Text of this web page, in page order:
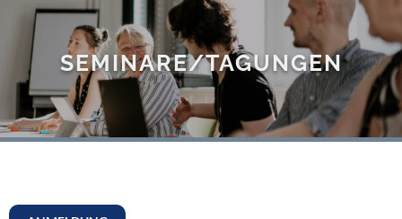
SEMINARE/TAGUNGEN